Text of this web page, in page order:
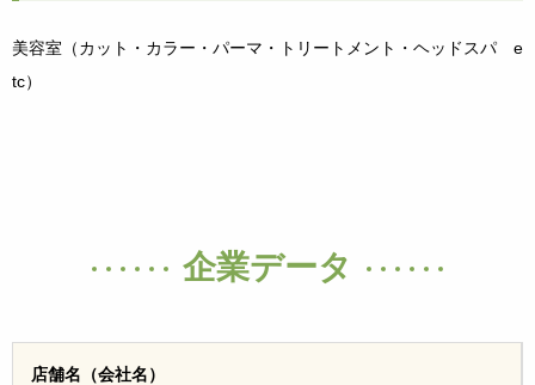
美容室（カット・カラー・パーマ・トリートメント・ヘッドスパ e
tc）
企業データ
店舗名（会社名）